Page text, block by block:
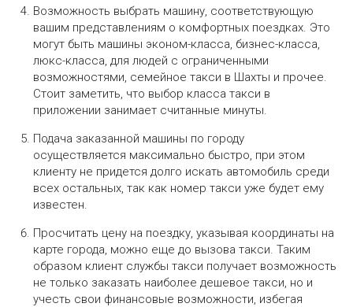
Возможность выбрать машину, соответствующую
вашим представлениям о комфортных поездках. Это
могут быть машины эконом-класса, бизнес-класса,
люкс-класса, для людей с ограниченными
возможностями, семейное такси в Шахты и прочее.
Стоит заметить, что выбор класса такси в
приложении занимает считанные минуты.
Подача заказанной машины по городу
осуществляется максимально быстро, при этом
клиенту не придется долго искать автомобиль среди
всех остальных, так как номер такси уже будет ему
известен.
Просчитать цену на поездку, указывая координаты на
карте города, можно еще до вызова такси. Таким
образом клиент службы такси получает возможность
не только заказать наиболее дешевое такси, но и
учесть свои финансовые возможности, избегая